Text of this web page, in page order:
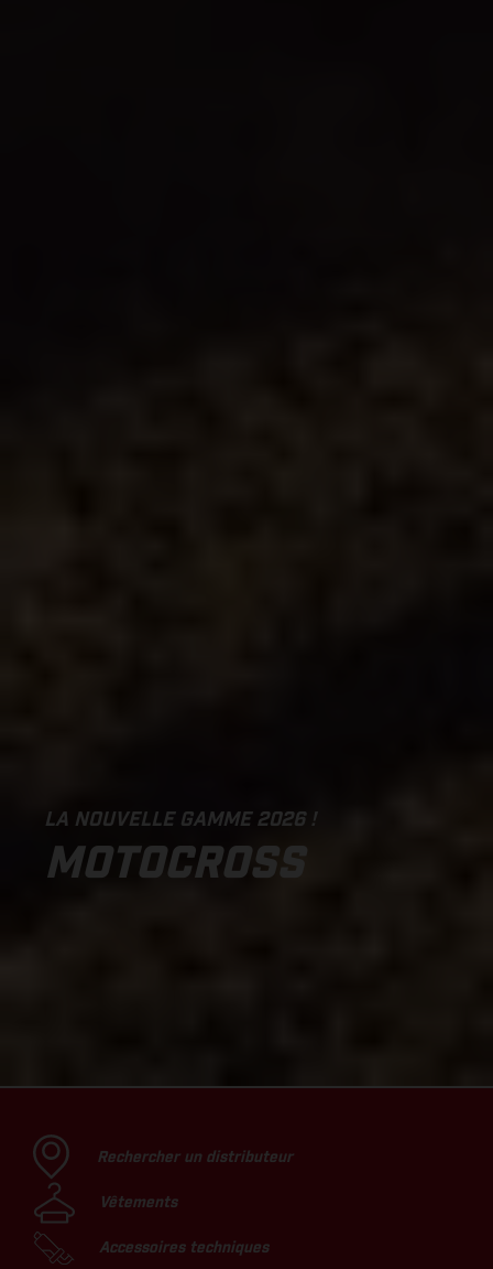
LA NOUVELLE GAMME 2026 !
MOTOCROSS
Rechercher un distributeur
Vêtements
Accessoires techniques